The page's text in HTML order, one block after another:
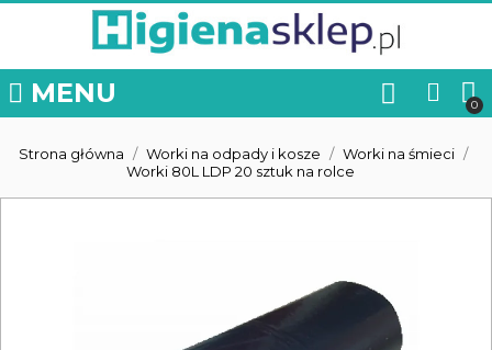
MENU
Strona główna Worki na odpady i kosze
Worki na śmieci
Worki 80L LDP 20 sztuk na rolce